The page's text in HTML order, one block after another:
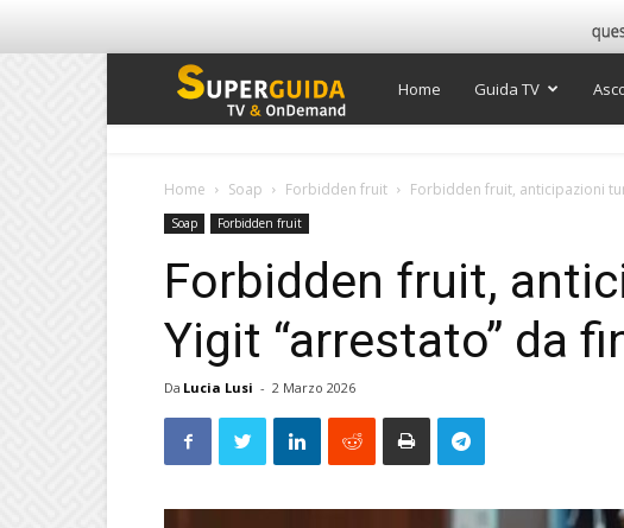
Super
Home Guida TV
Home Soap Forbidden fruit Forbidden fruit, anticipazioni
Soap Forbidden fruit
Forbidden fruit,
Yigit “arrestato” da
Da Lucia Lusi - 2 Marzo 2026